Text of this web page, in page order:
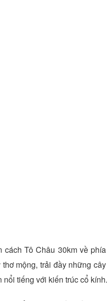
cách Tô Châu 30km về
mộng, trải đầy những
tiếng với kiến trúc cổ kính.